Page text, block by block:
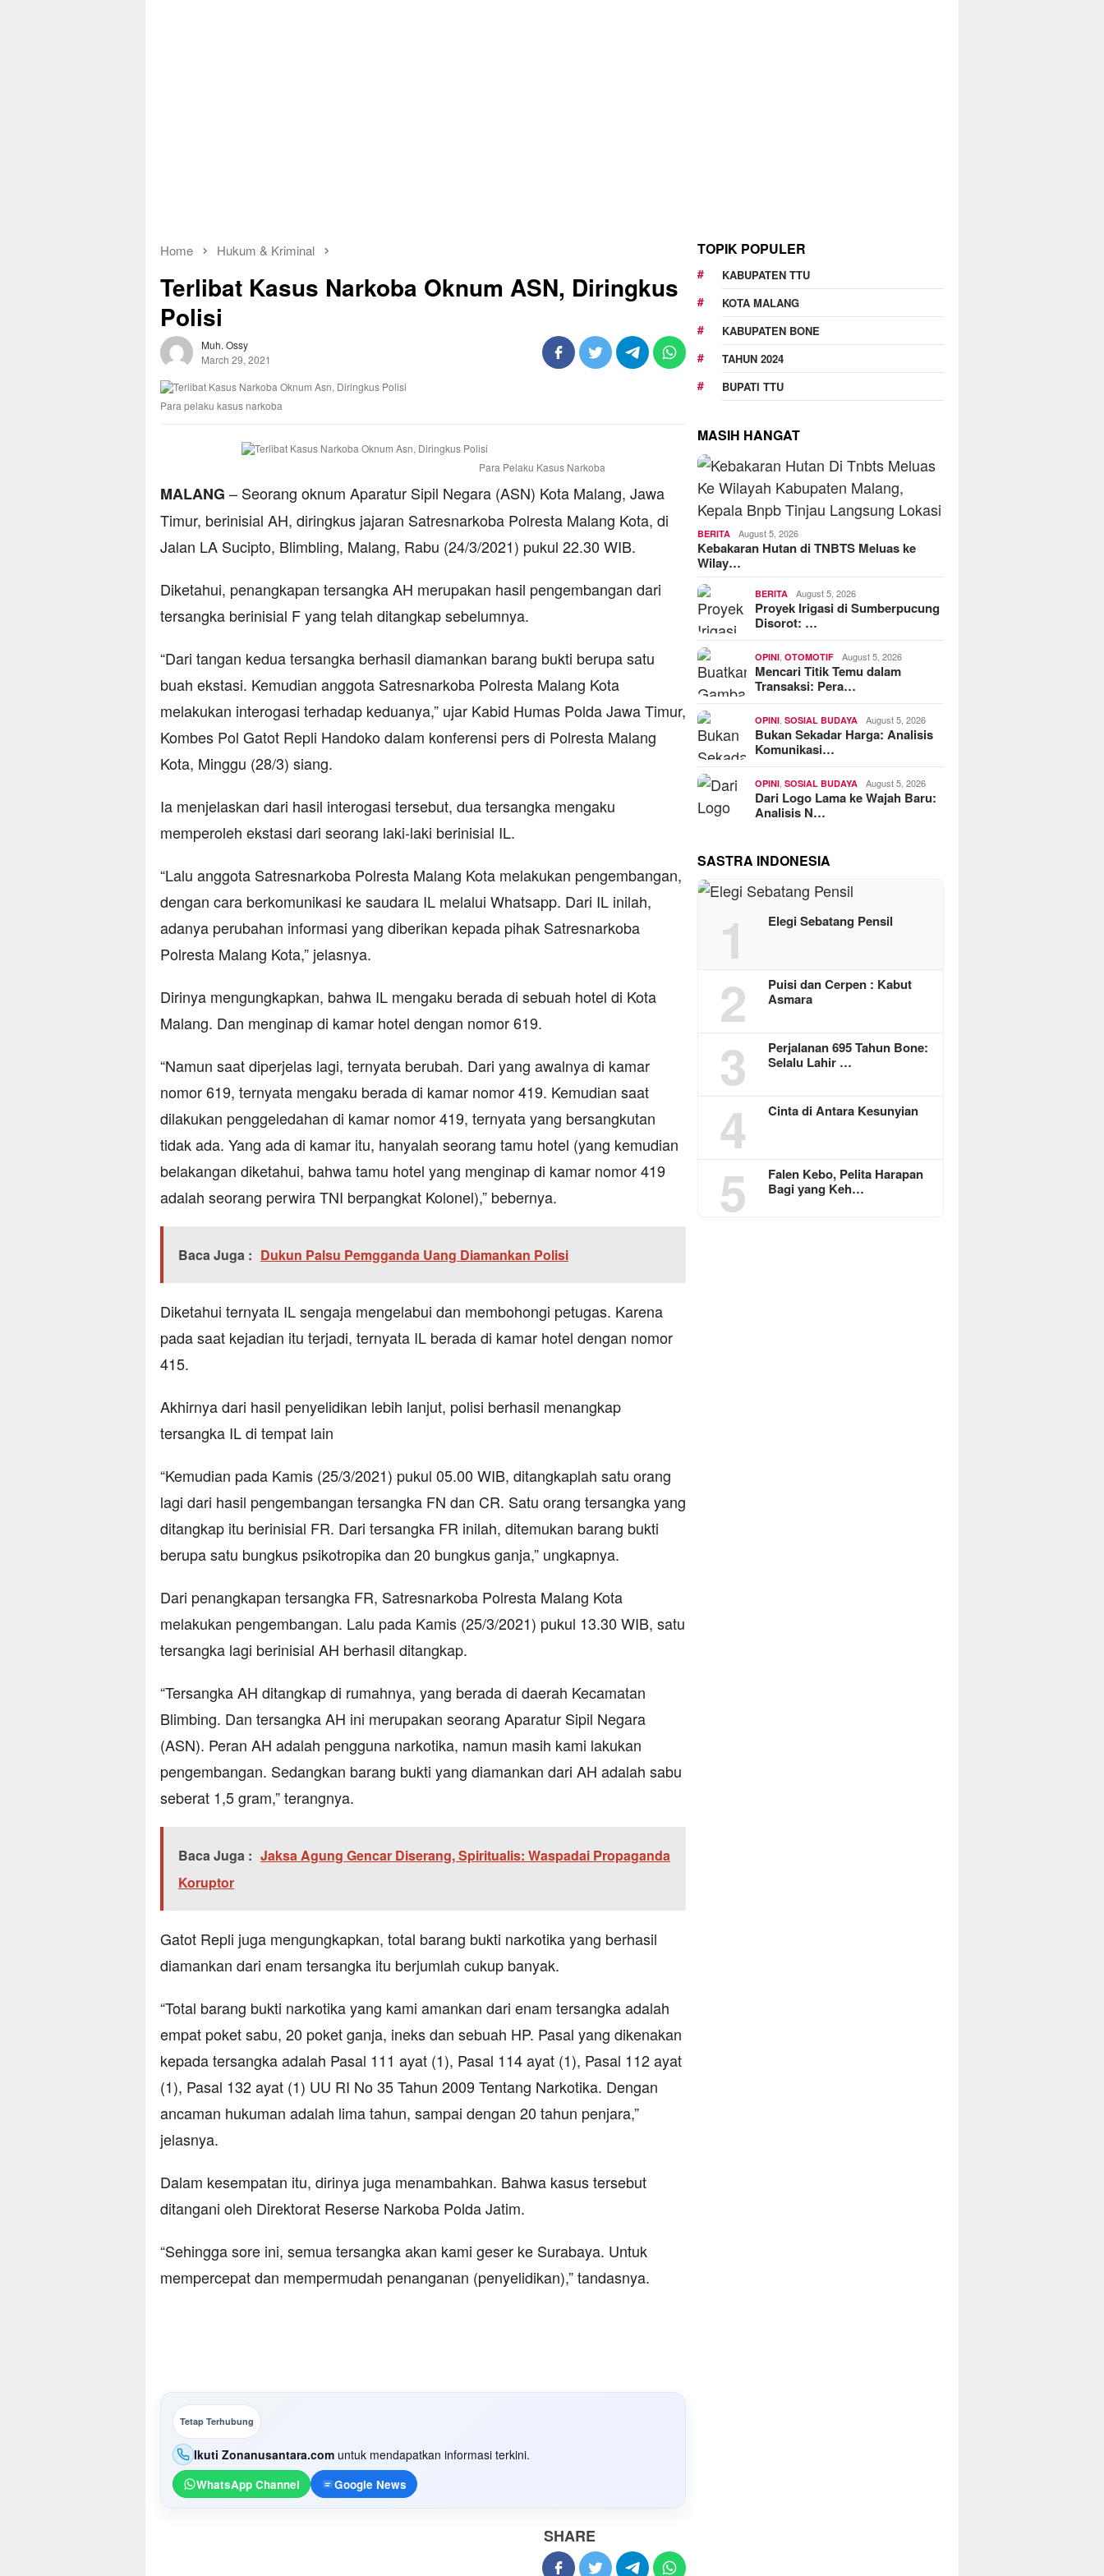
Home Hukum & Kriminal
Terlibat Kasus Narkoba Oknum ASN, Diringkus
Polisi
Muh. Ossy
March 29, 2021
Para pelaku kasus narkoba
Para Pelaku Kasus Narkoba
MALANG – Seorang oknum Aparatur Sipil Negara (ASN) Kota Malang, Jawa
Timur, berinisial AH, diringkus jajaran Satresnarkoba Polresta Malang Kota, di
Jalan LA Sucipto, Blimbling, Malang, Rabu (24/3/2021) pukul 22.30 WIB.
Diketahui, penangkapan tersangka AH merupakan hasil pengembangan dari
tersangka berinisial F yang telah ditangkap sebelumnya.
“Dari tangan kedua tersangka berhasil diamankan barang bukti berupa satu
buah ekstasi. Kemudian anggota Satresnarkoba Polresta Malang Kota
melakukan interogasi terhadap keduanya,” ujar Kabid Humas Polda Jawa Timur,
Kombes Pol Gatot Repli Handoko dalam konferensi pers di Polresta Malang
Kota, Minggu (28/3) siang.
Ia menjelaskan dari hasil interogasi tersebut, dua tersangka mengaku
memperoleh ekstasi dari seorang laki-laki berinisial IL.
“Lalu anggota Satresnarkoba Polresta Malang Kota melakukan pengembangan,
dengan cara berkomunikasi ke saudara IL melalui Whatsapp. Dari IL inilah,
adanya perubahan informasi yang diberikan kepada pihak Satresnarkoba
Polresta Malang Kota,” jelasnya.
Dirinya mengungkapkan, bahwa IL mengaku berada di sebuah hotel di Kota
Malang. Dan menginap di kamar hotel dengan nomor 619.
“Namun saat diperjelas lagi, ternyata berubah. Dari yang awalnya di kamar
nomor 619, ternyata mengaku berada di kamar nomor 419. Kemudian saat
dilakukan penggeledahan di kamar nomor 419, ternyata yang bersangkutan
tidak ada. Yang ada di kamar itu, hanyalah seorang tamu hotel (yang kemudian
belakangan diketahui, bahwa tamu hotel yang menginap di kamar nomor 419
adalah seorang perwira TNI berpangkat Kolonel),” bebernya.
Baca Juga : Dukun Palsu Pemgganda Uang Diamankan Polisi
Diketahui ternyata IL sengaja mengelabui dan membohongi petugas. Karena
pada saat kejadian itu terjadi, ternyata IL berada di kamar hotel dengan nomor
415.
Akhirnya dari hasil penyelidikan lebih lanjut, polisi berhasil menangkap
tersangka IL di tempat lain
“Kemudian pada Kamis (25/3/2021) pukul 05.00 WIB, ditangkaplah satu orang
lagi dari hasil pengembangan tersangka FN dan CR. Satu orang tersangka yang
ditangkap itu berinisial FR. Dari tersangka FR inilah, ditemukan barang bukti
berupa satu bungkus psikotropika dan 20 bungkus ganja,” ungkapnya.
Dari penangkapan tersangka FR, Satresnarkoba Polresta Malang Kota
melakukan pengembangan. Lalu pada Kamis (25/3/2021) pukul 13.30 WIB, satu
tersangka lagi berinisial AH berhasil ditangkap.
“Tersangka AH ditangkap di rumahnya, yang berada di daerah Kecamatan
Blimbing. Dan tersangka AH ini merupakan seorang Aparatur Sipil Negara
(ASN). Peran AH adalah pengguna narkotika, namun masih kami lakukan
pengembangan. Sedangkan barang bukti yang diamankan dari AH adalah sabu
seberat 1,5 gram,” terangnya.
Baca Juga : Jaksa Agung Gencar Diserang, Spiritualis: Waspadai Propaganda
Koruptor
Gatot Repli juga mengungkapkan, total barang bukti narkotika yang berhasil
diamankan dari enam tersangka itu berjumlah cukup banyak.
“Total barang bukti narkotika yang kami amankan dari enam tersangka adalah
empat poket sabu, 20 poket ganja, ineks dan sebuah HP. Pasal yang dikenakan
kepada tersangka adalah Pasal 111 ayat (1), Pasal 114 ayat (1), Pasal 112 ayat
(1), Pasal 132 ayat (1) UU RI No 35 Tahun 2009 Tentang Narkotika. Dengan
ancaman hukuman adalah lima tahun, sampai dengan 20 tahun penjara,”
jelasnya.
Dalam kesempatan itu, dirinya juga menambahkan. Bahwa kasus tersebut
ditangani oleh Direktorat Reserse Narkoba Polda Jatim.
“Sehingga sore ini, semua tersangka akan kami geser ke Surabaya. Untuk
mempercepat dan mempermudah penanganan (penyelidikan),” tandasnya.
Tetap Terhubung
Ikuti Zonanusantara.com untuk mendapatkan informasi terkini.
WhatsApp Channel Google News
SHARE
TOPIK POPULER
KABUPATEN TTU
KOTA MALANG
KABUPATEN BONE
TAHUN 2024
BUPATI TTU
MASIH HANGAT
BERITA August 5, 2026
Kebakaran Hutan di TNBTS Meluas ke
Wilay…
BERITA August 5, 2026
Proyek Irigasi di Sumberpucung
Disorot: …
OPINI ,OTOMOTIF August 5, 2026
Mencari Titik Temu dalam
Transaksi: Pera…
OPINI ,SOSIAL BUDAYA August 5, 2026
Bukan Sekadar Harga: Analisis
Komunikasi…
OPINI ,SOSIAL BUDAYA August 5, 2026
Dari Logo Lama ke Wajah Baru:
Analisis N…
SASTRA INDONESIA
1 Elegi Sebatang Pensil
2
Puisi dan Cerpen : Kabut
Asmara
3
Perjalanan 695 Tahun Bone:
Selalu Lahir …
4 Cinta di Antara Kesunyian
5
Falen Kebo, Pelita Harapan
Bagi yang Keh…